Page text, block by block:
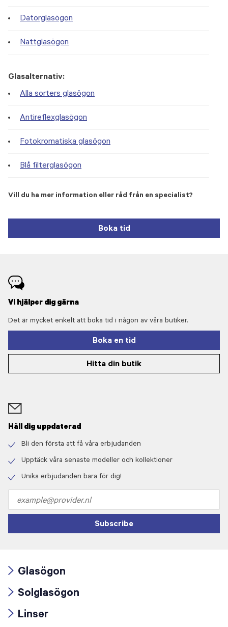
Datorglasögon
Nattglasögon
Glasalternativ:
Alla sorters glasögon
Antireflexglasögon
Fotokromatiska glasögon
Blå filterglasögon
Vill du ha mer information eller råd från en specialist?
Boka tid
Vi hjälper dig gärna
Det är mycket enkelt att boka tid i någon av våra butiker.
Boka en tid
Hitta din butik
Håll dig uppdaterad
icon
Bli den första att få våra erbjudanden
icon
Upptäck våra senaste modeller och kollektioner
Unika erbjudanden bara för dig!
address
Subscribe
icon
Glasögon
icon
Solglasögon
Linser